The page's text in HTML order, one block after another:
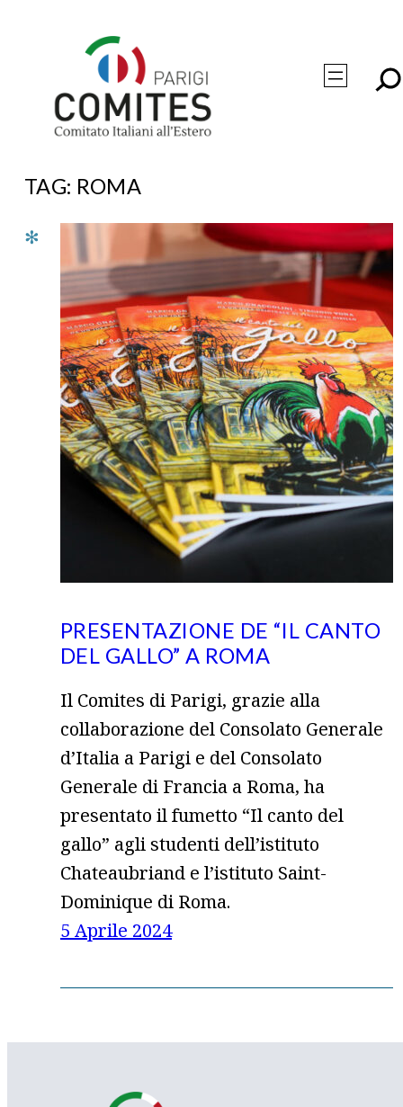
TAG: ROMA
PRESENTAZIONE DE “IL CANTO
DEL GALLO” A ROMA
Il Comites di Parigi, grazie alla
collaborazione del Consolato Generale
d’Italia a Parigi e del Consolato
Generale di Francia a Roma, ha
presentato il fumetto “Il canto del
gallo” agli studenti dell’istituto
Chateaubriand e l’istituto Saint-
Dominique di Roma.
5 Aprile 2024